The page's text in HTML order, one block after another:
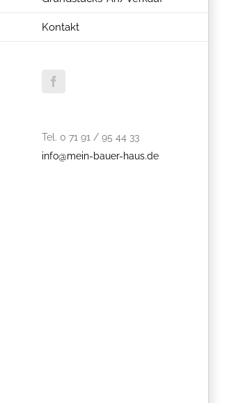
Kontakt
Facebook
Tel. 0 71 91 / 95 44 33
info@mein-bauer-haus.de